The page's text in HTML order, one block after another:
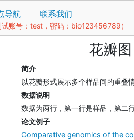
导航 联系我们
账号：test，密码：bio123456789）
花瓣
简介
以花瓣形式展示多个样品间的重叠情
数据说明
数据为两行，第一行是样品，第二
论文例子
Comparative genomics of the